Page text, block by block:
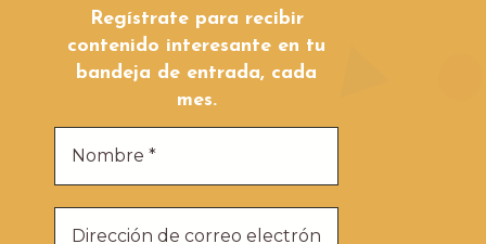
Regístrate para recibir
contenido interesante en tu
bandeja de entrada, cada
mes.